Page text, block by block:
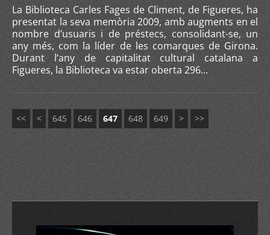
La Biblioteca Carles Fages de Climent, de Figueres, ha
presentat la seva memòria 2009, amb augments en el
nombre d’usuaris i de préstecs, consolidant-se, un
any més, com la líder de les comarques de Girona.
Durant l’any de capitalitat cultural catalana a
Figueres, la Biblioteca va estar oberta 296...
<< < 645 646 647 648 649 > >>